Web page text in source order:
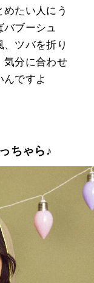
たい人にう
ブーシュ
ツバを折り
気分に合わせ
ですよ
ちゃら♪